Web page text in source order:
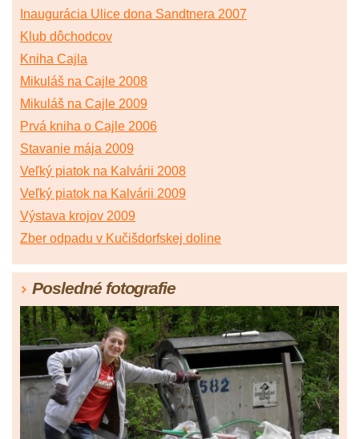
Inaugurácia Ulice dona Sandtnera 2007
Klub dôchodcov
Kniha Cajla
Mikuláš na Cajle 2008
Mikuláš na Cajle 2009
Prvá kniha o Cajle 2006
Stavanie mája 2009
Veľký piatok na Kalvárii 2008
Veľký piatok na Kalvárii 2009
Výstava krojov 2009
Zber odpadu v Kučišdorfskej doline
Posledné fotografie